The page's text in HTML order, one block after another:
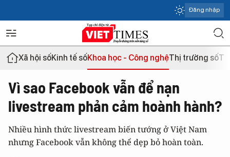
Đăng nhập
Xã hội sốKinh tế sốKhoa học - Công nghệThị trường số
Vì sao Facebook vẫn để nạn
livestream phản cảm hoành hành?
Nhiều hình thức livestream biến tướng ở Việt Nam
nhưng Facebook vẫn không thể dẹp bỏ hoàn toàn.